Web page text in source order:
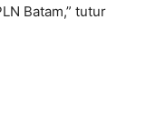
Batam,” tutur